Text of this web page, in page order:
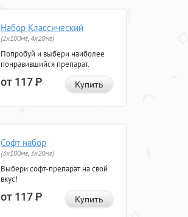
Набор Классический
(2x100мг, 4x20мг)
Попробуй и выбери наиболее
понравившийся препарат.
от 117Р Купить
Софт набор
(3x100мг, 3x20мг)
Выбери софт-препарат на свой
вкус!
от 117Р Купить